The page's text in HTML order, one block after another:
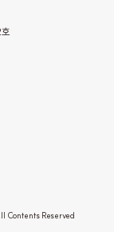
Contents Reserved